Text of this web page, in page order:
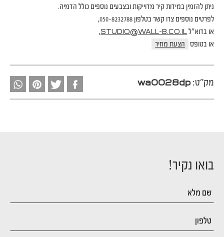
ניתן להזמין במידות קיר מדוייקות ובצבעים נוספים כולל הדמיה.
לפרטים נוספים צרו קשר בטלפון 050-8232788,
או בדוא"לSTUDIO@WALL-B.CO.IL
,
או בטופס
הצעת מחיר
מק"ט:wa0028dp
בואו נקיר!